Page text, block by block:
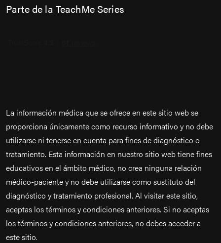
Parte de la TeachMe Series
La información médica que se ofrece en este sitio web se
proporciona únicamente como recurso informativo y no debe
utilizarse ni tenerse en cuenta para fines de diagnóstico o
tratamiento. Esta información en nuestro sitio web tiene fines
educativos en el ámbito médico, no crea ninguna relación
médico-paciente y no debe utilizarse como sustituto del
diagnóstico y tratamiento profesional. Al visitar este sitio,
aceptas los términos y condiciones anteriores. Si no aceptas
los términos y condiciones anteriores, no debes acceder a
este sitio.